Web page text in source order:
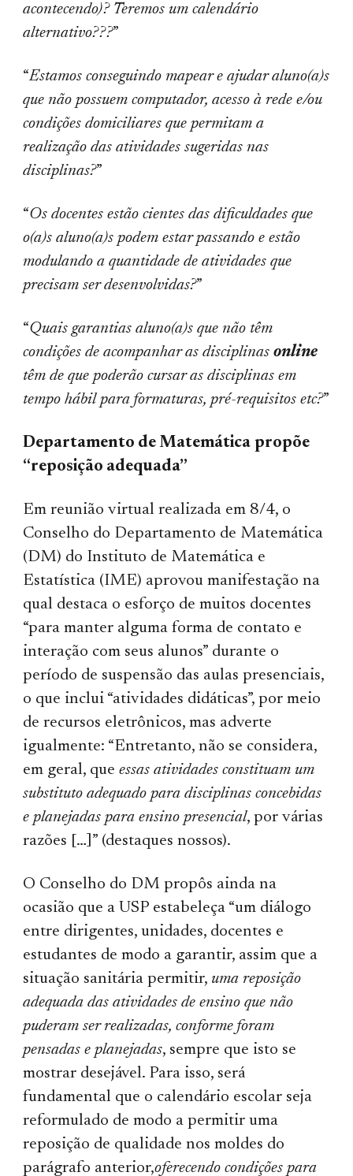
acontecendo)? Teremos um calendário
alternativo???”
“Estamos conseguindo mapear e ajudar aluno(a)s
que não possuem computador, acesso à rede e/ou
condições domiciliares que permitam a
realização das atividades sugeridas nas
disciplinas?”
“Os docentes estão cientes das dificuldades que
o(a)s aluno(a)s podem estar passando e estão
modulando a quantidade de atividades que
precisam ser desenvolvidas?”
“Quais garantias aluno(a)s que não têm
condições de acompanhar as disciplinasonline
têm de que poderão cursar as disciplinas em
tempo hábil para formaturas, pré-requisitos etc?”
Departamento de Matemática propõe
“reposição adequada”
Em reunião virtual realizada em 8/4, o
Conselho do Departamento de Matemática
(DM) do Instituto de Matemática e
Estatística (IME) aprovou manifestação na
qual destaca o esforço de muitos docentes
“para manter alguma forma de contato e
interação com seus alunos” durante o
período de suspensão das aulas presenciais,
o que inclui “atividades didáticas”, por meio
de recursos eletrônicos, mas adverte
igualmente: “Entretanto, não se considera,
em geral, queessas atividades constituam um
substituto adequado para disciplinas concebidas
e planejadas para ensino presencial, por várias
razões […]” (destaques nossos).
O Conselho do DM propôs ainda na
ocasião que a USP estabeleça “um diálogo
entre dirigentes, unidades, docentes e
estudantes de modo a garantir, assim que a
situação sanitária permitir, uma reposição
adequada das atividades de ensino que não
puderam ser realizadas, conforme foram
pensadas e planejadas, sempre que isto se
mostrar desejável. Para isso, será
fundamental que o calendário escolar seja
reformulado de modo a permitir uma
reposição de qualidade nos moldes do
parágrafo anterior,oferecendo condições para